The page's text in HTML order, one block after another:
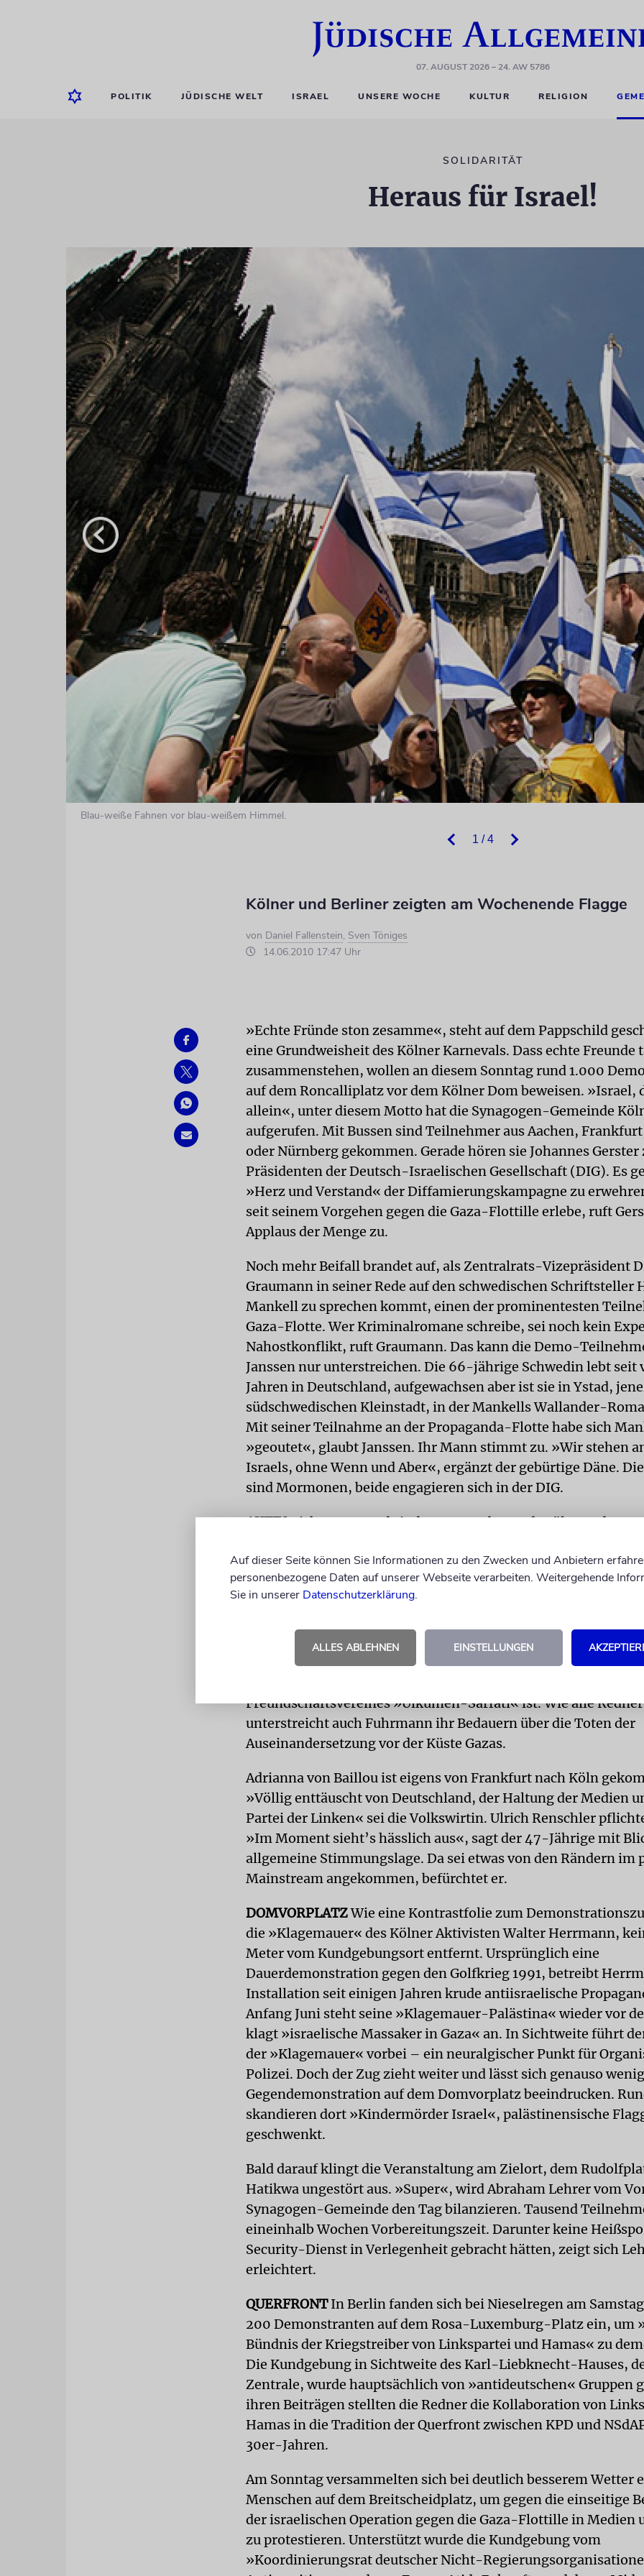
07. AUGUST 2026– 24. AW 5786
POLITIK JÜDISCHE WELT ISRAEL UNSERE WOCHE KULTUR RELIGION
SOLIDARITÄT
Heraus für Israel!
1 / 4
Blau-weiße Fahnen vor blau-weißem Himmel.
Kölner und Berliner zeigten am Wochenende Flagge
von Daniel Fallenstein, Sven Töniges
14.06.2010 17:47 Uhr
»Echte Fründe ston zesamme«, steht auf dem Pappschild
eine Grundweisheit des Kölner Karnevals. Dass echte Freunde
zusammenstehen, wollen an diesem Sonntag rund 1.000
auf dem Roncalliplatz vor dem Kölner Dom beweisen. »Israel,
allein«, unter diesem Motto hat die Synagogen-Gemeinde
aufgerufen. Mit Bussen sind Teilnehmer aus Aachen,
oder Nürnberg gekommen. Gerade hören sie Johannes Gerster
Präsidenten der Deutsch-Israelischen Gesellschaft (DIG). Es
»Herz und Verstand« der Diffamierungskampagne zu
seit seinem Vorgehen gegen die Gaza-Flottille erlebe, ruft
Applaus der Menge zu.
Noch mehr Beifall brandet auf, als Zentralrats-Vizepräsident
Graumann in seiner Rede auf den schwedischen Schriftsteller
Mankell zu sprechen kommt, einen der prominentesten
Gaza-Flotte. Wer Kriminalromane schreibe, sei noch kein
Nahostkonflikt, ruft Graumann. Das kann die Demo-
Janssen nur unterstreichen. Die 66-jährige Schwedin lebt seit
Jahren in Deutschland, aufgewachsen aber ist sie in Ystad,
südschwedischen Kleinstadt, in der Mankells Wallander-
Mit seiner Teilnahme an der Propaganda-Flotte habe sich
»geoutet«, glaubt Janssen. Ihr Mann stimmt zu. »Wir stehen
Israels, ohne Wenn und Aber«, ergänzt der gebürtige Däne.
sind Mormonen, beide engagieren sich in der DIG.
AKTIVNicht anwesend sind Vertreter der Stadt Köln, weder
gefunden, stellt Micky Fuhrmann mit Bedauern fest. Die
Mitarbeiterin der Synagogen-Gemeinde Köln hat die Demo
Entschluss, aktiv zu werden, fiel schon am Abend des 31. Mai,
israelische Aktion gegen die Gaza-Flottille sah. »Da war mir
den nächsten Tagen in den Medien losbrechen würde«,
Freundschaftsvereines »Ülkümen-Sarfati« ist. Wie alle Redner
unterstreicht auch Fuhrmann ihr Bedauern über die Toten der
Auseinandersetzung vor der Küste Gazas.
Adrianna von Baillou ist eigens von Frankfurt nach Köln
»Völlig enttäuscht von Deutschland, der Haltung der Medien
Partei der Linken« sei die Volkswirtin. Ulrich Renschler
»Im Moment sieht’s hässlich aus«, sagt der 47-Jährige mit
allgemeine Stimmungslage. Da sei etwas von den Rändern im
Mainstream angekommen, befürchtet er.
DOMVORPLATZWie eine Kontrastfolie zum
die »Klagemauer« des Kölner Aktivisten Walter Herrmann,
Meter vom Kundgebungsort entfernt. Ursprünglich eine
Dauerdemonstration gegen den Golfkrieg 1991, betreibt
Installation seit einigen Jahren krude antiisraelische
Anfang Juni steht seine »Klagemauer-Palästina« wieder vor
klagt »israelische Massaker in Gaza« an. In Sichtweite führt
der »Klagemauer« vorbei – ein neuralgischer Punkt für
Polizei. Doch der Zug zieht weiter und lässt sich genauso
Gegendemonstration auf dem Domvorplatz beeindrucken.
skandieren dort »Kindermörder Israel«, palästinensische
geschwenkt.
Bald darauf klingt die Veranstaltung am Zielort, dem
Hatikwa ungestört aus. »Super«, wird Abraham Lehrer vom
Synagogen-Gemeinde den Tag bilanzieren. Tausend
eineinhalb Wochen Vorbereitungszeit. Darunter keine
Security-Dienst in Verlegenheit gebracht hätten, zeigt sich
erleichtert.
QUERFRONTIn Berlin fanden sich bei Nieselregen am
200 Demonstranten auf dem Rosa-Luxemburg-Platz ein, um
Bündnis der Kriegstreiber von Linkspartei und Hamas« zu
Die Kundgebung in Sichtweite des Karl-Liebknecht-Hauses,
Zentrale, wurde hauptsächlich von »antideutschen« Gruppen
ihren Beiträgen stellten die Redner die Kollaboration von
Hamas in die Tradition der Querfront zwischen KPD und
30er-Jahren.
Am Sonntag versammelten sich bei deutlich besserem Wetter
Menschen auf dem Breitscheidplatz, um gegen die einseitige
der israelischen Operation gegen die Gaza-Flottille in Medien
zu protestieren. Unterstützt wurde die Kundgebung vom
»Koordinierungsrat deutscher Nicht-
Auf dieser Seite können Sie Informationen zu den Zwecken und Anbietern
personenbezogene Daten auf unserer Webseite verarbeiten. Weitergehende
Sie in unserer Datenschutzerklärung.
ALLES ABLEHNEN EINSTELLUNGEN